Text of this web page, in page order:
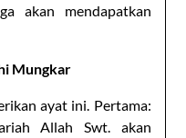
akan mendapatkan
Mungkar
ayat ini. Pertama:
Allah Swt. akan